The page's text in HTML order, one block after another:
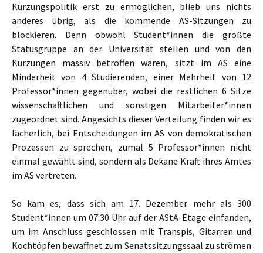
Kürzungspolitik erst zu ermöglichen, blieb uns nichts
anderes übrig, als die kommende AS-Sitzungen zu
blockieren. Denn obwohl Student*innen die größte
Statusgruppe an der Universität stellen und von den
Kürzungen massiv betroffen wären, sitzt im AS eine
Minderheit von 4 Studierenden, einer Mehrheit von 12
Professor*innen gegenüber, wobei die restlichen 6 Sitze
wissenschaftlichen und sonstigen Mitarbeiter*innen
zugeordnet sind. Angesichts dieser Verteilung finden wir es
lächerlich, bei Entscheidungen im AS von demokratischen
Prozessen zu sprechen, zumal 5 Professor*innen nicht
einmal gewählt sind, sondern als Dekane Kraft ihres Amtes
im AS vertreten.
So kam es, dass sich am 17. Dezember mehr als 300
Student*innen um 07:30 Uhr auf der AStA-Etage einfanden,
um im Anschluss geschlossen mit Transpis, Gitarren und
Kochtöpfen bewaffnet zum Senatssitzungssaal zu strömen